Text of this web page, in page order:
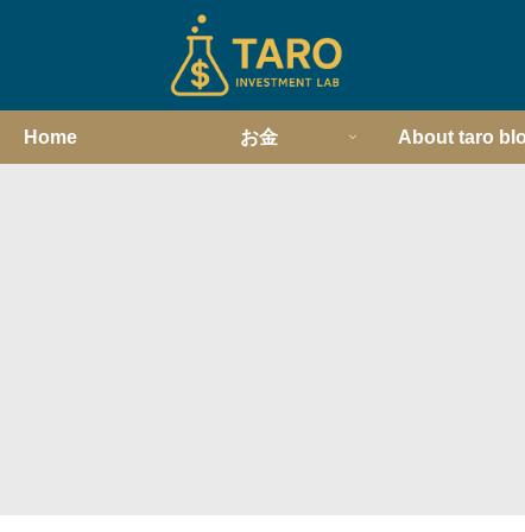
Home お金 About taro